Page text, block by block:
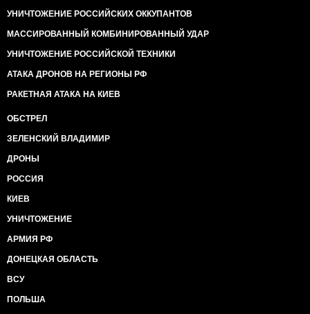
УНИЧТОЖЕНИЕ РОССИЙСКИХ ОККУПАНТОВ
МАССИРОВАННЫЙ КОМБИНИРОВАННЫЙ УДАР
УНИЧТОЖЕНИЕ РОССИЙСКОЙ ТЕХНИКИ
АТАКА ДРОНОВ НА РЕГИОНЫ РФ
РАКЕТНАЯ АТАКА НА КИЕВ
ОБСТРЕЛ
ЗЕЛЕНСКИЙ ВЛАДИМИР
ДРОНЫ
РОССИЯ
КИЕВ
УНИЧТОЖЕНИЕ
АРМИЯ РФ
ДОНЕЦКАЯ ОБЛАСТЬ
ВСУ
ПОЛЬША